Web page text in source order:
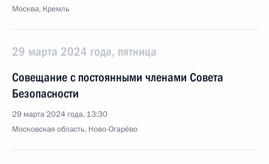
Москва, Кремль
29 марта 2024 года, пятница
Совещание с постоянными членами Совета
Безопасности
29 марта 2024 года, 13:30
Московская область, Ново-Огарёво